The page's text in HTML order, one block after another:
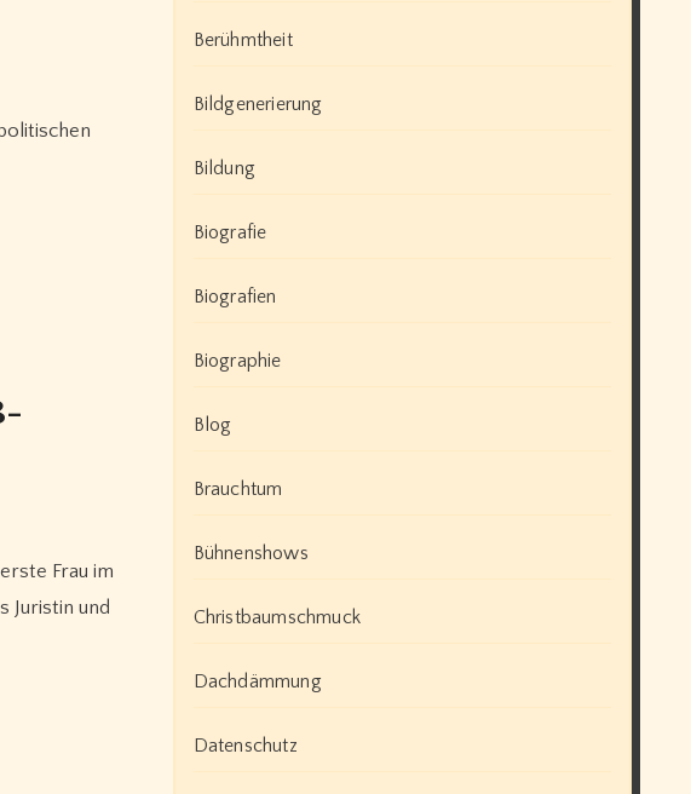
Juristin und
Berühmtheit
Bildgenerierung
Bildung
Biografie
Biografien
Biographie
Blog
Brauchtum
Bühnenshows
Christbaumschmuck
Dachdämmung
Datenschutz